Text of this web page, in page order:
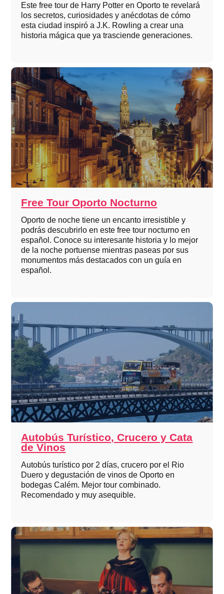
Este free tour de Harry Potter en Oporto te revelará
los secretos, curiosidades y anécdotas de cómo
esta ciudad inspiró a J.K. Rowling a crear una
historia mágica que ya trasciende generaciones.
Free Tour Oporto Nocturno
Oporto de noche tiene un encanto irresistible y
podrás descubrirlo en este free tour nocturno en
español. Conoce su interesante historia y lo mejor
de la noche portuense mientras paseas por sus
monumentos más destacados con un guía en
español.
Autobús Turístico, Crucero y Cata
de Vinos
Autobús turístico por 2 días, crucero por el Rio
Duero y degustación de vinos de Oporto en
bodegas Calém. Mejor tour combinado.
Recomendado y muy asequible.